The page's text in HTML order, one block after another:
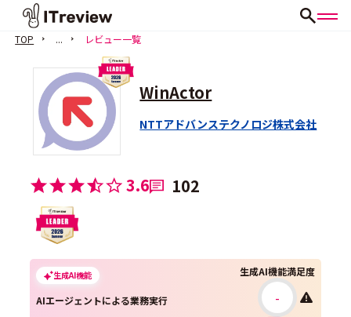
TOP ... レビュー一覧
WinActor
NTTアドバンステクノロジ株式会社
3.6 102
生成AI機能
AIエージェントによる業務実行
生成AI機能満足度
-